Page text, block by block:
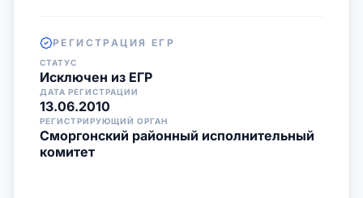
РЕГИСТРАЦИЯ ЕГР
СТАТУС
Исключен из ЕГР
ДАТА РЕГИСТРАЦИИ
13.06.2010
РЕГИСТРИРУЮЩИЙ ОРГАН
Сморгонский районный исполнительный
комитет